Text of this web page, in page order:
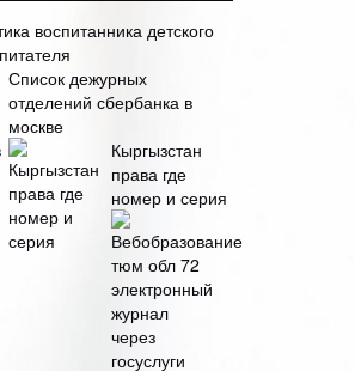
воспитанника детского
Список дежурных
отделений сбербанка в
москве
Кыргызстан
права где
номер и серия